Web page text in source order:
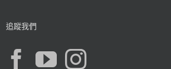
追蹤我們